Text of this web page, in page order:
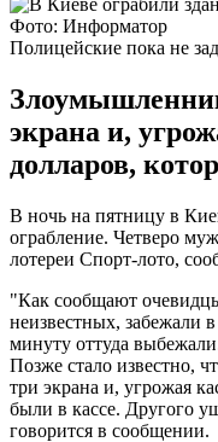
Фото: Информатор
Полицейские пока не
экрана и,
долларов,
В ночь на пятницу в
ограбление. Четверо
лотереи Спорт-лото,
"Как сообщают
неизвестных, забежали
минуту оттуда
Позже стало известно,
три экрана и, угрожая
были в кассе. Другого
говорится в сообщении.